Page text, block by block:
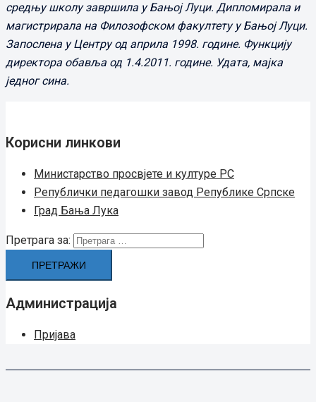
средњу школу завршила у Бањој Луци. Дипломирала и
магистрирала на Филозофском факултету у Бањој Луци.
Запослена у Центру од априла 1998. године. Функцију
директора обавља од 1.4.2011. године. Удата, мајка
једног сина.
Корисни линкови
Министарство просвјете и културе РС
Републички педагошки завод Републике Српске
Град Бањa Лукa
Претрага за:
Администрација
Пријава